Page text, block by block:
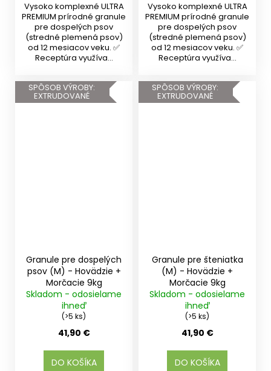
Vysoko komplexné ULTRA
PREMIUM prírodné granule
pre dospelých psov
(stredné plemená psov)
od 12 mesiacov veku. ✅
Receptúra využíva...
Vysoko komplexné ULTRA
PREMIUM prírodné granule
pre dospelých psov
(stredné plemená psov)
od 12 mesiacov veku. ✅
Receptúra využíva...
SPÔSOB VÝROBY:
EXTRUDOVANÉ
Granule pre dospelých
psov (M) - Hovädzie +
Morčacie 9kg
Skladom - odosielame
ihneď
(>5 ks)
41,90 €
DO KOŠÍKA
SPÔSOB VÝROBY:
EXTRUDOVANÉ
Granule pre šteniatka
(M) - Hovädzie +
Morčacie 9kg
Skladom - odosielame
ihneď
(>5 ks)
41,90 €
DO KOŠÍKA